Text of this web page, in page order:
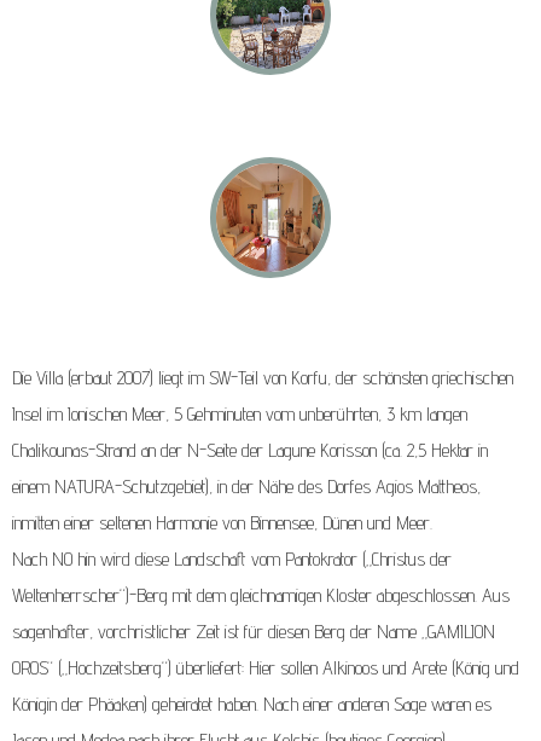
Die Villa (erbaut 2007) liegt im SW-Teil von Korfu, der schönsten griechischen
Insel im Ionischen Meer, 5 Gehminuten vom unberührten, 3 km langen
Chalikounas-Strand an der N-Seite der Lagune Korisson (ca. 2,5 Hektar in
einem NATURA-Schutzgebiet), in der Nähe des Dorfes Agios Mattheos,
inmitten einer seltenen Harmonie von Binnensee, Dünen und Meer.
Nach NO hin wird diese Landschaft vom Pantokrator („Christus der
Weltenherrscher“)-Berg mit dem gleichnamigen Kloster abgeschlossen. Aus
sagenhafter, vorchristlicher Zeit ist für diesen Berg der Name „GAMILION
OROS“ („Hochzeitsberg“) überliefert: Hier sollen Alkinoos und Arete (König und
Königin der Phäaken) geheiratet haben. Nach einer anderen Sage waren es